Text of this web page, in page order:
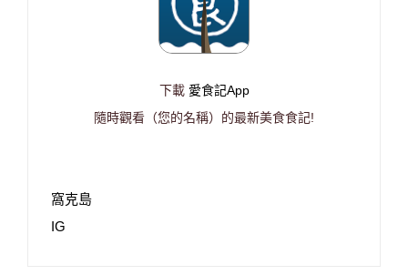
下載 愛食記App
隨時觀看（您的名稱）的最新美食食記!
窩克島
IG